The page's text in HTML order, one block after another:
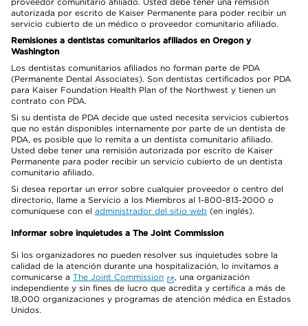
autorizada por escrito de Kaiser Permanente para poder recibir un
servicio cubierto de un médico o proveedor comunitario afiliado.
Remisiones a dentistas comunitarios afiliados en Oregon y
Washington
Los dentistas comunitarios afiliados no forman parte de PDA
(Permanente Dental Associates). Son dentistas certificados por PDA
para Kaiser Foundation Health Plan of the Northwest y tienen un
contrato con PDA.
Si su dentista de PDA decide que usted necesita servicios cubiertos
que no están disponibles internamente por parte de un dentista de
PDA, es posible que lo remita a un dentista comunitario afiliado.
Usted debe tener una remisión autorizada por escrito de Kaiser
Permanente para poder recibir un servicio cubierto de un dentista
comunitario afiliado.
Si desea reportar un error sobre cualquier proveedor o centro del
directorio, llame a Servicio a los Miembros al 1-800-813-2000 o
comuníquese con el administrador del sitio web (en inglés).
Informar sobre inquietudes a The Joint Commission
Si los organizadores no pueden resolver sus inquietudes sobre la
calidad de la atención durante una hospitalización, lo invitamos a
comunicarse a The Joint Commission
, una organización
independiente y sin fines de lucro que acredita y certifica a más de
18,000 organizaciones y programas de atención médica en Estados
Unidos.